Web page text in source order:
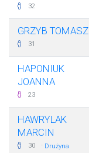
32
GRZYB TOMASZ
31
HAPONIUK
JOANNA
23
HAWRYLAK
MARCIN
30 · Drużyna